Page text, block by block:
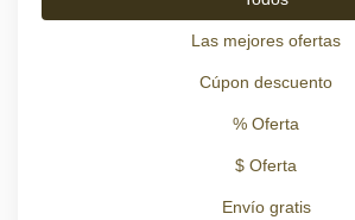
Las mejores ofertas
Cúpon descuento
% Oferta
$ Oferta
Envío gratis